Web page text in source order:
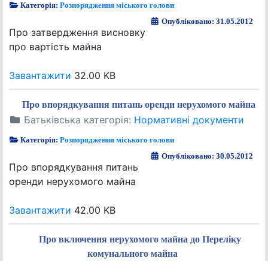
Категорія:Розпорядження міського голови
Опубліковано: 31.05.2012
Про затвердження висновку
про вартість майна
Завантажити 32.00 KB
Про впорядкування питань оренди нерухомого майна
Батьківська категорія: Нормативні документи
Категорія:Розпорядження міського голови
Опубліковано: 30.05.2012
Про впорядкування питань
оренди нерухомого майна
Завантажити 42.00 KB
Про включення нерухомого майна до Переліку
комунального майна